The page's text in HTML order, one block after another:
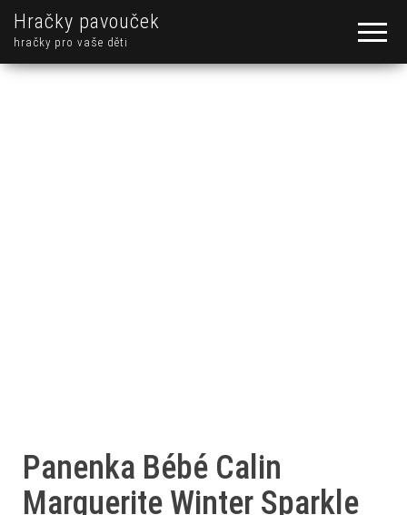
Hračky pavouček
hračky pro vaše děti
Panenka Bébé Calin
Marguerite Winter Sparkle